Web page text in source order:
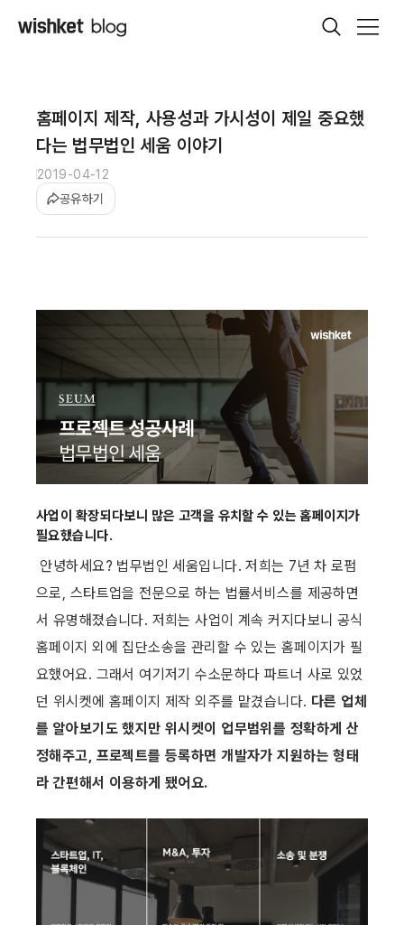
홈페이지 제작, 사용성과 가시성이 제일 중요했
다는 법무법인 세움 이야기
2019-04-12
공유하기
사업이 확장되다보니 많은 고객을 유치할 수 있는 홈페이지가
필요했습니다.
안녕하세요? 법무법인 세움입니다. 저희는 7년 차 로펌
으로, 스타트업을 전문으로 하는 법률서비스를 제공하면
서 유명해졌습니다. 저희는 사업이 계속 커지다보니 공식
홈페이지 외에 집단소송을 관리할 수 있는 홈페이지가 필
요했어요. 그래서 여기저기 수소문하다 파트너 사로 있었
던 위시켓에 홈페이지 제작 외주를 맡겼습니다. 다른 업체
를 알아보기도 했지만 위시켓이 업무범위를 정확하게 산
정해주고, 프로젝트를 등록하면 개발자가 지원하는 형태
라 간편해서 이용하게 됐어요.